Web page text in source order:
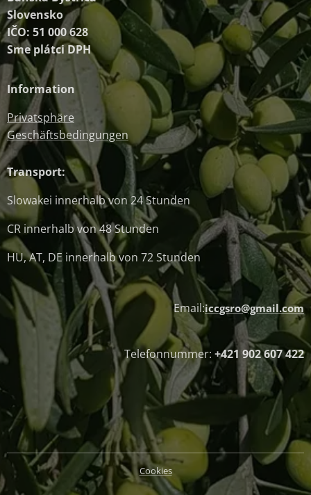
Slovensko
IČO: 51 000 628
Sme plátci DPH
Information
Privatsphäre
Geschäftsbedingungen
Transport:
Slowakei innerhalb von 24 Stunden
CR innerhalb von 48 Stunden
HU, AT, DE innerhalb von 72 Stunden
Email:iccgsro@gmail.com
Telefonnummer: +421 902 607 422
Cookies